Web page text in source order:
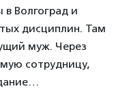
Волгоград и
дисциплин. Там
муж. Через
сотрудницу,